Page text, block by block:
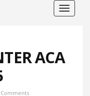
Toggle
ACA
Comments